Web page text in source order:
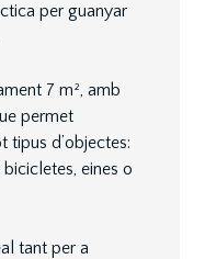
per guanyar
7 m², amb
permet
tipus d’objectes:
eines o
tant per a